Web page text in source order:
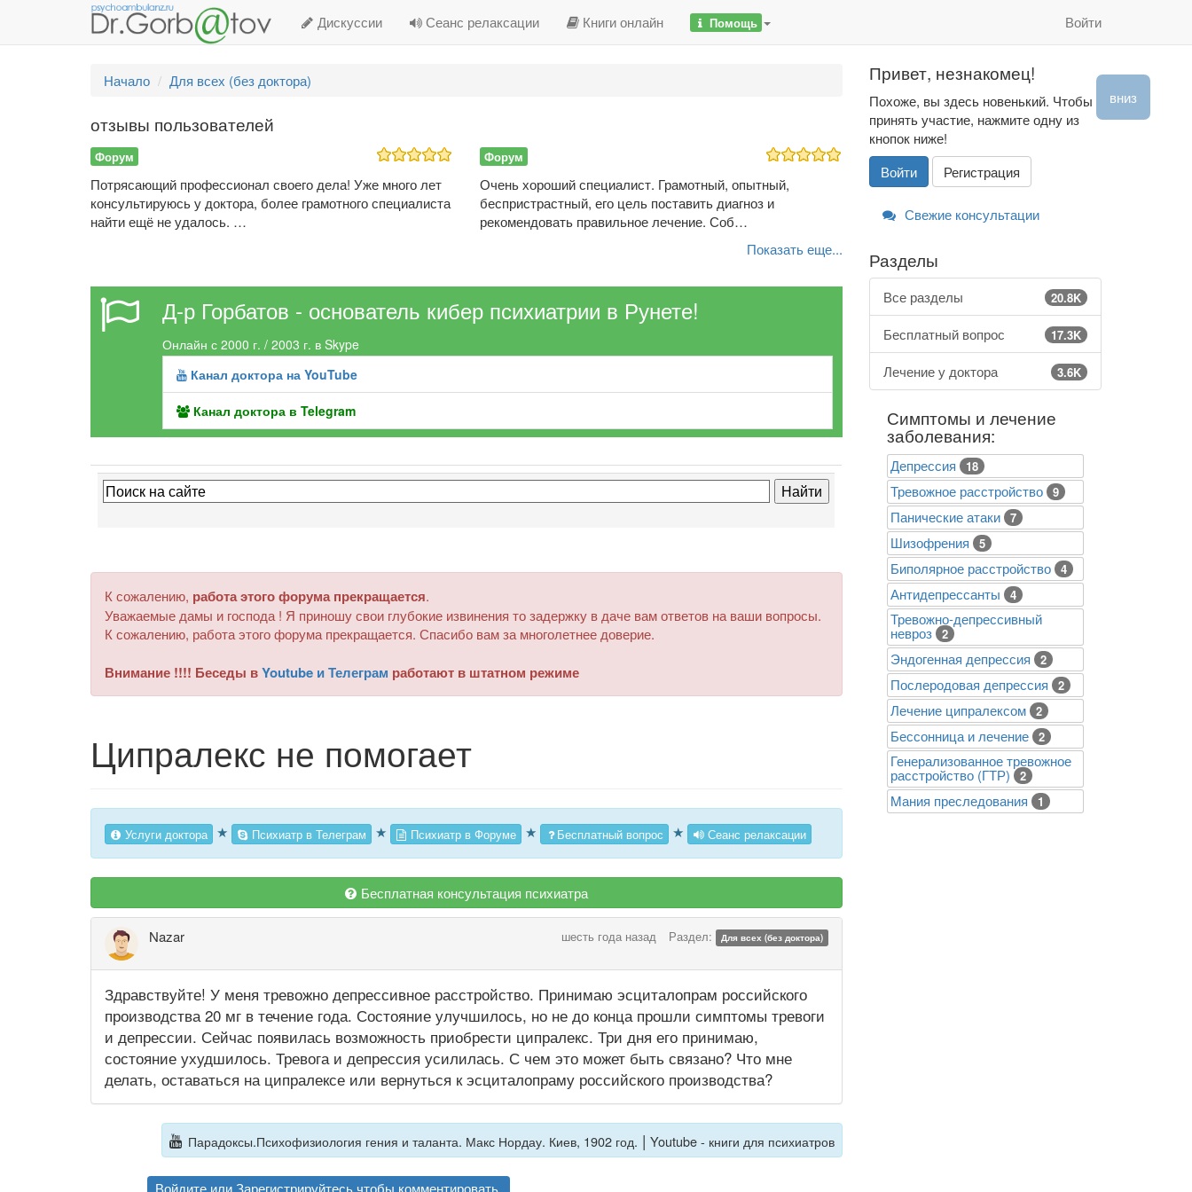
Дискуссии Сеанс релаксации Книги онлайн Помощь Войти
Начало Для всех (без доктора)
отзывы пользователей
Форум
Потрясающий профессионал своего дела! Уже много лет
консультируюсь у доктора, более грамотного специалиста
найти ещё не удалось. …
Форум
Очень хороший специалист. Грамотный, опытный,
беспристрастный, его цель поставить диагноз и
рекомендовать правильное лечение. Соб…
Показать еще...
Д-р Горбатов - основатель кибер психиатрии в Рунете!
Онлайн с 2000 г. / 2003 г. в Skype
Канал доктора на YouTube
Канал доктора в Telegram
К сожалению, работа этого форума прекращается.
Уважаемые дамы и господа ! Я приношу свои глубокие извинения то задержку в даче вам ответов на ваши вопросы.
К сожалению, работа этого форума прекращается. Спасибо вам за многолетнее доверие.
Внимание !!!! Беседы вYoutube и Телеграм работают в штатном режиме
Ципралекс не помогает
вниз
Услуги доктора ★ Психиатр в Телеграм ★ Психиатр в Форуме ★ Бесплатный вопрос ★ Сеанс релаксации
Бесплатная консультация психиатра
Nazar шесть года назад Раздел: Для всех (без доктора)
Здравствуйте! У меня тревожно депрессивное расстройство. Принимаю эсциталопрам российского
производства 20 мг в течение года. Состояние улучшилось, но не до конца прошли симптомы тревоги
и депрессии. Сейчас появилась возможность приобрести ципралекс. Три дня его принимаю,
состояние ухудшилось. Тревога и депрессия усилилась. С чем это может быть связано? Что мне
делать, оставаться на ципралексе или вернуться к эсциталопраму российского производства?
Парадоксы.Психофизиология гения и таланта. Макс Нордау. Киев, 1902 год. | Youtube - книги для психиатров
Войдите или Зарегистрируйтесь чтобы комментировать.
Привет, незнакомец!
Похоже, вы здесь новенький. Чтобы
принять участие, нажмите одну из
кнопок ниже!
Войти
Регистрация
Свежие консультации
Разделы
Все разделы 20.8K
Бесплатный вопрос 17.3K
Лечение у доктора 3.6K
Симптомы и лечение
заболевания:
Депрессия 18
Тревожное расстройство 9
Панические атаки 7
Шизофрения 5
Биполярное расстройство 4
Антидепрессанты 4
Тревожно-депрессивный
невроз 2
Эндогенная депрессия 2
Послеродовая депрессия 2
Лечение ципралексом 2
Бессонница и лечение 2
Генерализованное тревожное
расстройство (ГТР) 2
Mания преследования 1